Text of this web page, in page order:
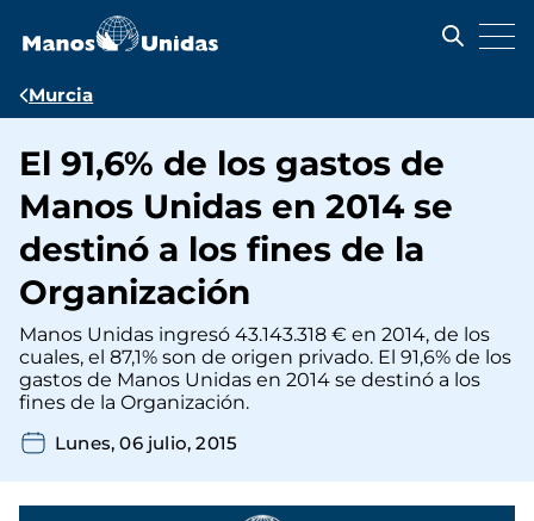
contenido
Ruta
navegación
Murcia
El 91,6% de los gastos de
Manos Unidas en 2014 se
destinó a los fines de la
Organización
Manos Unidas ingresó 43.143.318 € en 2014, de los
cuales, el 87,1% son de origen privado. El 91,6% de los
gastos de Manos Unidas en 2014 se destinó a los
fines de la Organización.
Lunes, 06 julio, 2015